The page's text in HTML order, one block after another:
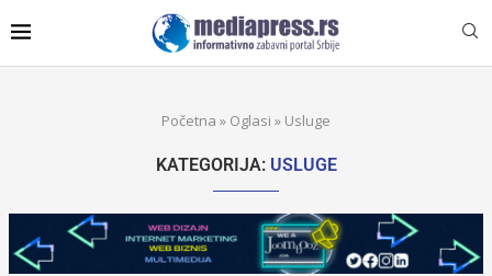
Početna » Oglasi » Usluge
KATEGORIJA: USLUGE